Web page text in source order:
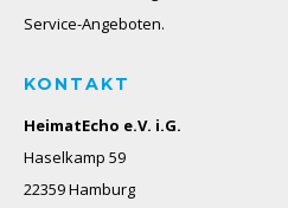
Service-Angeboten.
KONTAKT
HeimatEcho e.V. i.G.
Haselkamp 59
22359 Hamburg